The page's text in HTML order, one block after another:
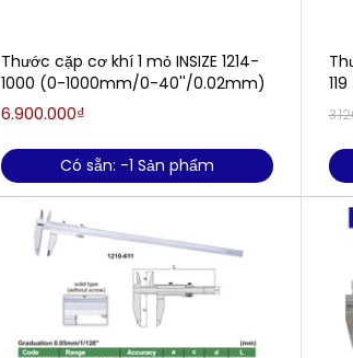
Thước cặp cơ khí 1 mỏ INSIZE 1214-
1000 (0-1000mm/0-40''/0.02mm)
6.900.000₫
Có sẵn: -1 Sản phẩm